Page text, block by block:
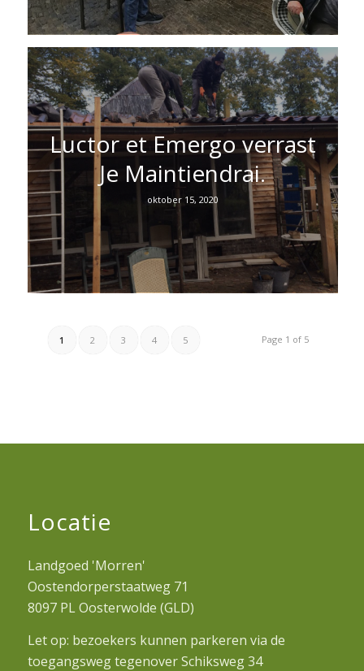
Luctor et Emergo verrast
Je Maintiendrai.
oktober 15, 2020
Page 1 of 5
1 2 3 4 5
Locatie
Landgoed 'Morren'
Oostendorperstaatweg 71
8097 PL Oosterwolde (GLD)
Let op: bezoekers kunnen parkeren via de
toegangsweg tegenover Schiksweg 34